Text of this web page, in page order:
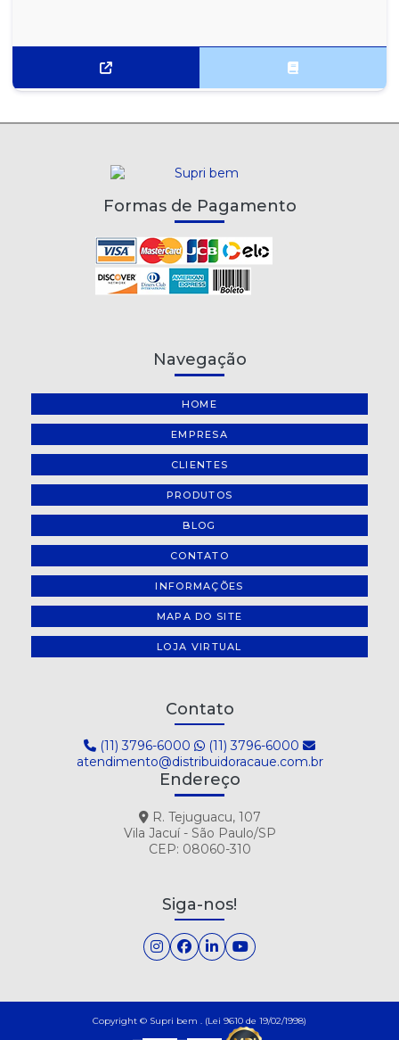
Formas de Pagamento
Navegação
HOME
EMPRESA
CLIENTES
PRODUTOS
BLOG
CONTATO
INFORMAÇÕES
MAPA DO SITE
LOJA VIRTUAL
Contato
(11) 3796-6000
(11) 3796-6000
atendimento@distribuidoracaue.com.br
Endereço
R. Tejuguacu, 107
Vila Jacuí - São Paulo/SP
CEP: 08060-310
Siga-nos!
Copyright © Supri bem . (Lei 9610 de 19/02/1998)